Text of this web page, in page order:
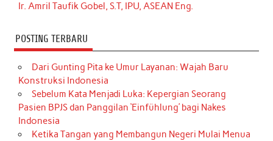
Ir. Amril Taufik Gobel, S.T, IPU, ASEAN Eng.
POSTING TERBARU
Dari Gunting Pita ke Umur Layanan: Wajah Baru
Konstruksi Indonesia
Sebelum Kata Menjadi Luka: Kepergian Seorang
Pasien BPJS dan Panggilan ‘Einfühlung’ bagi Nakes
Indonesia
Ketika Tangan yang Membangun Negeri Mulai Menua